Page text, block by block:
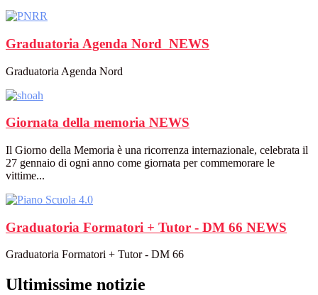
Graduatoria Agenda Nord NEWS
Graduatoria Agenda Nord
Giornata della memoria NEWS
Il Giorno della Memoria è una ricorrenza internazionale, celebrata il
27 gennaio di ogni anno come giornata per commemorare le
vittime...
Graduatoria Formatori + Tutor - DM 66 NEWS
Graduatoria Formatori + Tutor - DM 66
Ultimissime notizie